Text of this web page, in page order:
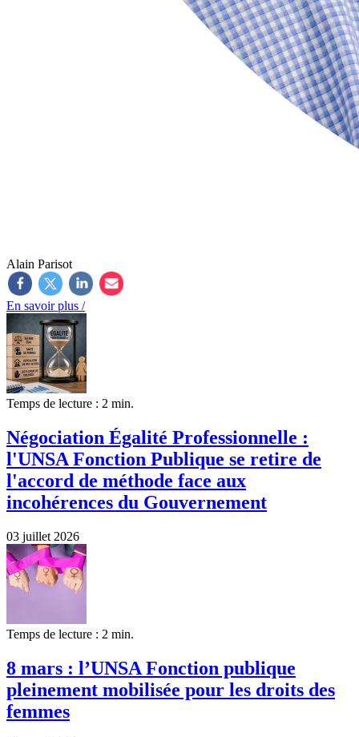
Alain Parisot
En savoir plus /
Temps de lecture : 2 min.
Négociation Égalité Professionnelle :
l'UNSA Fonction Publique se retire de
l'accord de méthode face aux
incohérences du Gouvernement
03 juillet 2026
Temps de lecture : 2 min.
8 mars : l’UNSA Fonction publique
pleinement mobilisée pour les droits des
femmes